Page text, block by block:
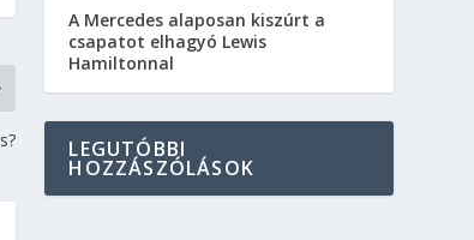
A Mercedes alaposan kiszúrt a
csapatot elhagyó Lewis
Hamiltonnal
LEGUTÓBBI
HOZZÁSZÓLÁSOK